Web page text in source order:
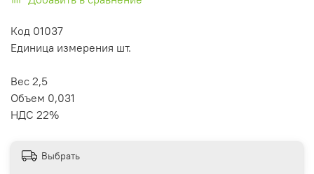
Код 01037
Единица измерения шт.
Вес 2,5
Объем 0,031
НДС 22%
Выбрать